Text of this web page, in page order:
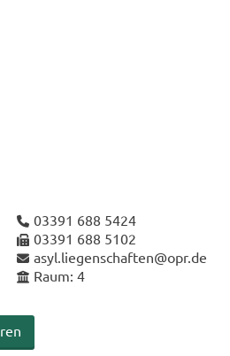
03391 688 5424
03391 688 5102
asyl.lie­gen­schaf­ten@opr.de
Raum: 4